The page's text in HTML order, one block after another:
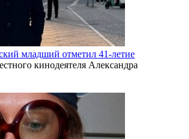
младший отметил 41-летие
кинодеятеля Александра